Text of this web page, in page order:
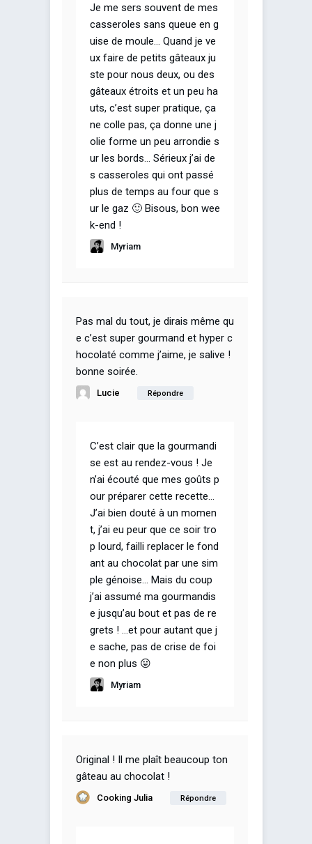
Je me sers souvent de mes
casseroles sans queue en g
uise de moule… Quand je ve
ux faire de petits gâteaux ju
ste pour nous deux, ou des
gâteaux étroits et un peu ha
uts, c’est super pratique, ça
ne colle pas, ça donne une j
olie forme un peu arrondie s
ur les bords… Sérieux j’ai de
s casseroles qui ont passé
plus de temps au four que s
ur le gaz 🙂 Bisous, bon wee
k-end !
Myriam
Pas mal du tout, je dirais même qu
e c’est super gourmand et hyper c
hocolaté comme j’aime, je salive !
bonne soirée.
Lucie Répondre
C’est clair que la gourmandi
se est au rendez-vous ! Je
n’ai écouté que mes goûts p
our préparer cette recette…
J’ai bien douté à un momen
t, j’ai eu peur que ce soir tro
p lourd, failli replacer le fond
ant au chocolat par une sim
ple génoise… Mais du coup
j’ai assumé ma gourmandis
e jusqu’au bout et pas de re
grets ! …et pour autant que j
e sache, pas de crise de foi
e non plus 😛
Myriam
Original ! Il me plaît beaucoup ton
gâteau au chocolat !
Cooking Julia Répondre